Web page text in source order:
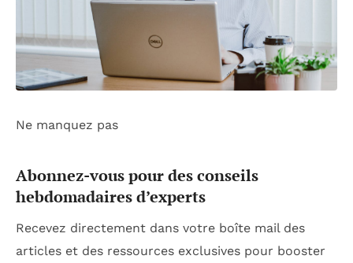
Ne manquez pas
Abonnez-vous pour des conseils
hebdomadaires d’experts
Recevez directement dans votre boîte mail des
articles et des ressources exclusives pour booster